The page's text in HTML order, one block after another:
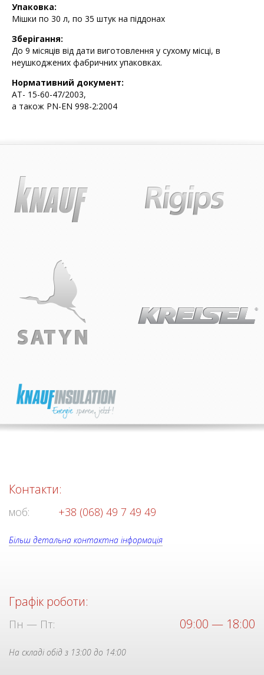
Упаковка:
Мішки по 30 л, по 35 штук на піддонах
Зберігання:
До 9 місяців від дати виготовлення у сухому місці, в
неушкоджених фабричних упаковках.
Нормативний документ:
АТ- 15-60-47/2003,
а також PN-EN 998-2:2004
Контакти:
моб: +38 (068) 49 7 49 49
Більш детальна контактна інформація
Графік роботи:
Пн — Пт: 09:00 — 18:00
На складі обід з 13:00 до 14:00